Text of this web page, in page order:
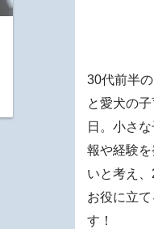
30代前半
と愛犬の
日。小さ
報や経験
いと考え
お役に立
す！